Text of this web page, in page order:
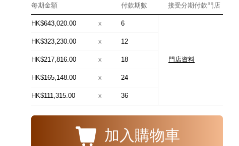
每期金額
付款期數 接受分期付款門店
HK$643,020.00 x 6
門店資料
HK$323,230.00 x 12
HK$217,816.00 x 18
HK$165,148.00 x 24
HK$111,315.00 x 36
加入購物車
Blancpain 寶珀 Villeret 經典系列
181,880.00